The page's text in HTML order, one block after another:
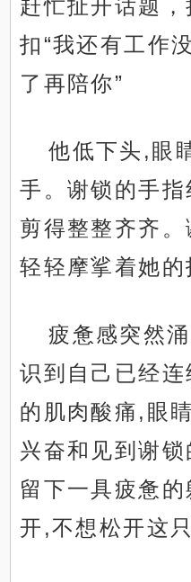
赶忙扯开话题
扣“我还有工作
了再陪你”
他低下头,眼
手。谢锁的手
剪得整整齐齐
轻轻摩挲着她的
疲惫感突然
识到自己已经
的肌肉酸痛,眼
兴奋和见到谢
留下一具疲惫
开,不想松开这只